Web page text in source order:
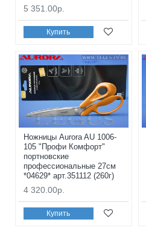
5 351.00р.
Купить
Ножницы Aurora AU 1006-
105 "Профи Комфорт"
портновские
профессиональные 27см
*04629* арт.351112 (260г)
4 320.00р.
Купить